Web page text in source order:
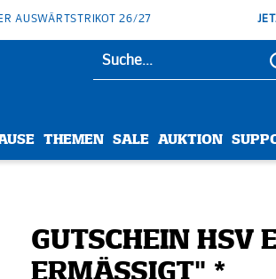
AUSWÄRTSTRIKOT 26/27
THEMEN SALE AUKTION
GUTSCHEIN HSV
ERMÄSSIGT" *